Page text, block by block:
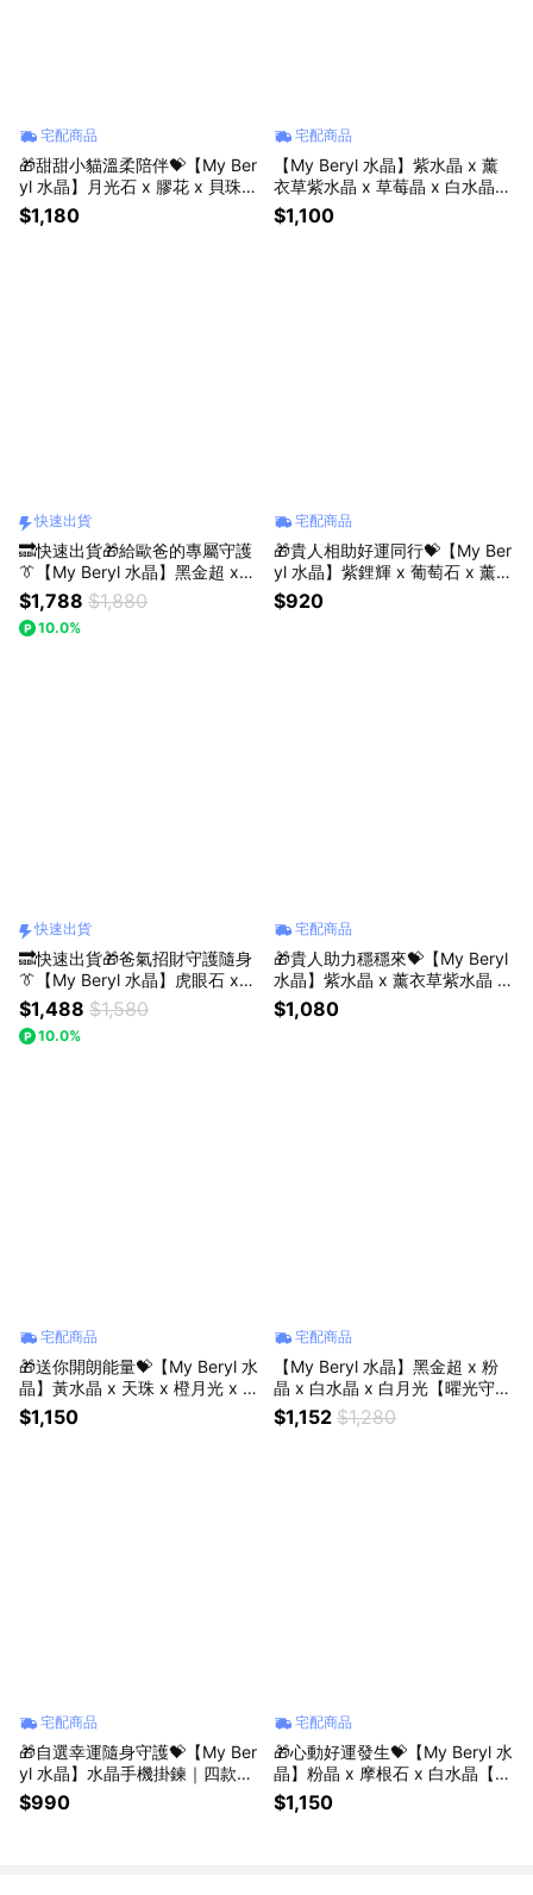
宅配商品
🎁甜甜小貓溫柔陪伴💝【My Ber
yl 水晶】月光石 x 膠花 x 貝珠
【花貓月語・溫柔陪伴】水晶手
鍊 #招人緣 #魅力提升 #助人際
$1,180
宅配商品
【My Beryl 水晶】紫水晶 x 薰
衣草紫水晶 x 草莓晶 x 白水晶
【極致紫域．智慧律動】水晶手
鍊｜智慧覺醒｜安定思緒
$1,100
快速出貨
🔜快速出貨🎁給歐爸的專屬守護
👔【My Beryl 水晶】黑金超 x
銀曜石【玄墨聚氣・銀霧定心】
水晶手鍊 #男款 #中性款 #辟邪
守護 #穩定氣場 #提升魄力 #生
$1,788 $1,880
10.0%
宅配商品
🎁貴人相助好運同行💝【My Ber
yl 水晶】紫鋰輝 x 葡萄石 x 薰衣
草紫水晶 x 貴人天珠【紫願同
行・貴緣相隨】水晶手鍊 #招貴
$920
快速出貨
🔜快速出貨🎁爸氣招財守護隨身
👔【My Beryl 水晶】虎眼石 x
黃水晶 x 白水晶 x 銀曜貔貅【金
虎盈門・福運隨行】水晶手鍊 #
男款 #中性款 #招財開運 #守護
$1,488 $1,580
10.0%
宅配商品
🎁貴人助力穩穩來💝【My Beryl
水晶】紫水晶 x 薰衣草紫水晶 x
黃水晶 x 藍紋瑪瑙【紫晶引貴・
金運啟程】水晶手鍊 #貴人助力
$1,080
宅配商品
🎁送你開朗能量💝【My Beryl 水
晶】黃水晶 x 天珠 x 橙月光 x 金
太陽 x 葡萄石【暖橙聚喜・福運
隨行】水晶手鍊 #招財納福 #平
$1,150
宅配商品
【My Beryl 水晶】黑金超 x 粉
晶 x 白水晶 x 白月光【曜光守
心・柔月淨念】水晶手鍊 #能量
淨化 #溫柔守護 #人緣好感
$1,152 $1,280
宅配商品
🎁自選幸運隨身守護💝【My Ber
yl 水晶】水晶手機掛鍊｜四款風
格・自選幸運・隨身守護 #手機
掛鍊 #水晶掛飾 #幸運小物 #生
$990
宅配商品
🎁心動好運發生💝【My Beryl 水
晶】粉晶 x 摩根石 x 白水晶【粉
月心願・甜戀微光】水晶手鍊 #
招桃花 #好人緣 #溫柔療癒 #人
$1,150